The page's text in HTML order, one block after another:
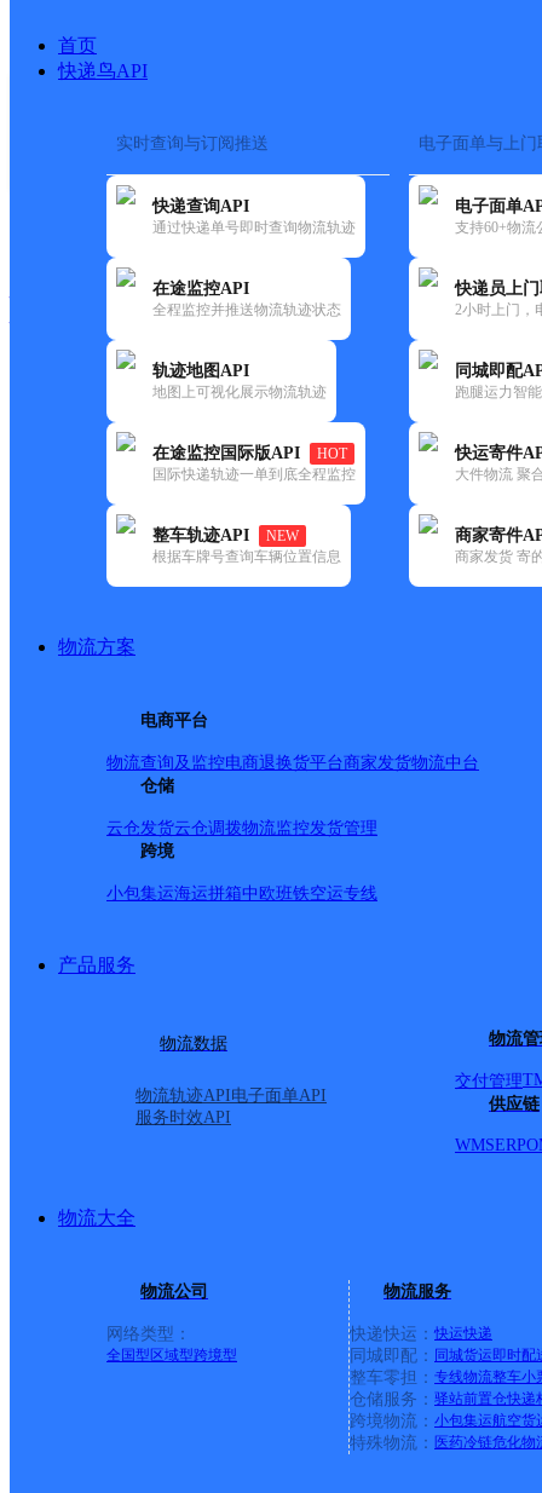
首页
快递鸟API
实时查询与订阅推送
快递查询API
通过快递单号即时查询物流轨迹
在途监控API
全程监控并推送物流轨迹状态
轨迹地图API
地图上可视化展示物流轨迹
在途监控国际版API
HOT
国际快递轨迹一单到底全程监控
整车轨迹API
NEW
根据车牌号查询车辆位置信息
电子面单与上门
电子面单
支持60+物流
快递员上
2小时上门，
同城即配
跑腿运力智
快运寄件
大件物流 聚
商家寄件
商家发货 寄
物流方案
电商平台
物流查询及监控电商退换货平台商家发货物流中台
仓储
云仓发货云仓调拨物流监控发货管理
跨境
小包集运海运拼箱中欧班铁空运专线
产品服务
物流数据
物流轨迹API电子面单API
服务时效API
物流
交付管理
供应链
WMSERP
物流大全
物流公司
网络类型：
全国型 区域型跨境型
物流服务
快递快运： 快运快递
同城即配： 同城货运即时配
整车零担： 专线物流整车小
仓储服务： 驿站前置仓快递
跨境物流： 小包集运航空货
特殊物流： 医药冷链危化物
快运大全 快递时效
中通
丽水松阳县
更新时间：2022-07-14 00:00:00
所属快递：中通快递
所属区域：浙江省-丽水市-松阳县
网点地址：青云路203号
网点负责人：